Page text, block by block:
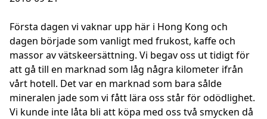
Första dagen vi vaknar upp här i Hong Kong och
dagen började som vanligt med frukost, kaffe och
massor av vätskeersättning. Vi begav oss ut tidigt för
att gå till en marknad som låg några kilometer ifrån
vårt hotell. Det var en marknad som bara sålde
mineralen jade som vi fått lära oss står för odödlighet.
Vi kunde inte låta bli att köpa med oss två smycken då